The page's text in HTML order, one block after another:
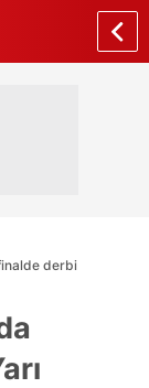
derbi